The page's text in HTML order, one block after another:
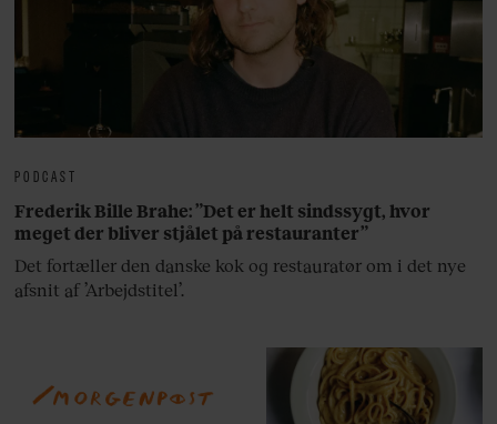
PODCAST
Frederik Bille Brahe: ”Det er helt sindssygt, hvor
meget der bliver stjålet på restauranter”
Det fortæller den danske kok og restauratør om i det nye
afsnit af ’Arbejdstitel’.